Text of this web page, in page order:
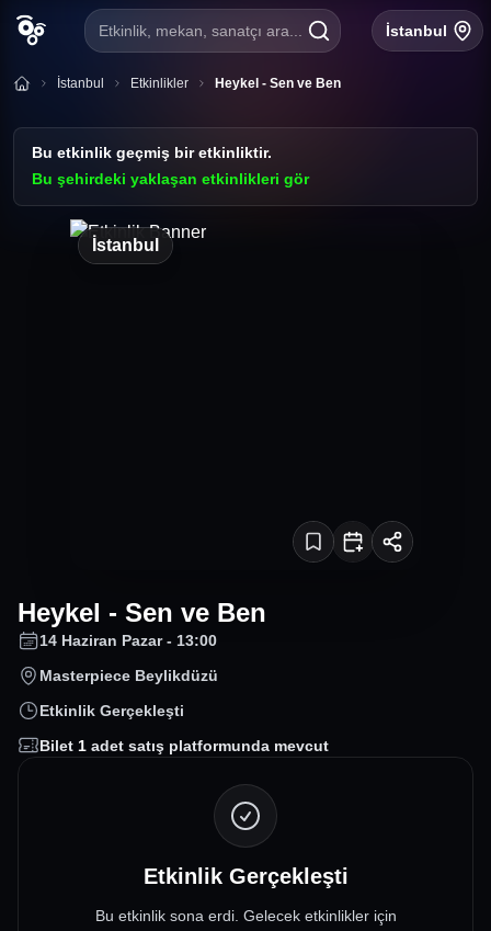
Etkinlik, mekan, sanatçı ara... İstanbul
İstanbul Etkinlikler Heykel - Sen ve Ben
Bu etkinlik geçmiş bir etkinliktir.
Bu şehirdeki yaklaşan etkinlikleri gör
İstanbul
Heykel - Sen ve Ben
14 Haziran Pazar - 13:00
Masterpiece Beylikdüzü
Etkinlik Gerçekleşti
Bilet 1 adet satış platformunda mevcut
Etkinlik Gerçekleşti
Bu etkinlik sona erdi. Gelecek etkinlikler için